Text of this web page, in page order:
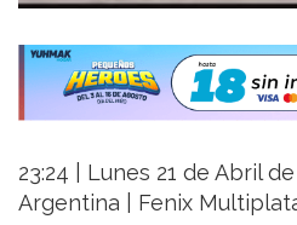
23:24 | Lunes 21 de Abril
Argentina | Fenix